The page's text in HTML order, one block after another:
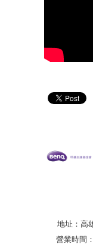
地址：高
營業時間